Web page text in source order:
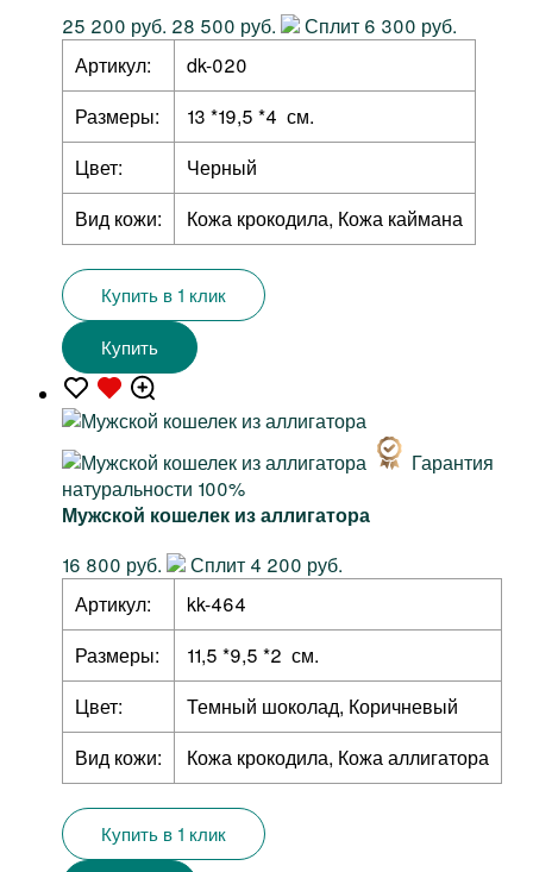
25 200 руб. 28 500 руб.
Сплит 6 300 руб.
Артикул:
dk-020
Размеры:
13 *19,5 *4 см.
Цвет:
Черный
Вид кожи:
Кожа крокодила, Кожа каймана
Купить в 1 клик
Купить
Гарантия
натуральности 100%
Мужской кошелек из аллигатора
16 800 руб.
Сплит 4 200 руб.
Артикул:
kk-464
Размеры:
11,5 *9,5 *2 см.
Цвет:
Темный шоколад, Коричневый
Вид кожи:
Кожа крокодила, Кожа аллигатора
Купить в 1 клик